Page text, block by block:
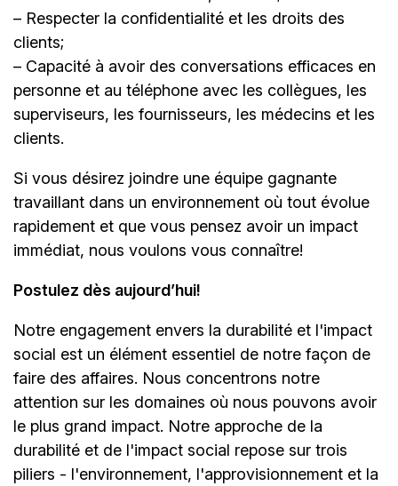
– Respecter la confidentialité et les droits des
clients;
– Capacité à avoir des conversations efficaces en
personne et au téléphone avec les collègues, les
superviseurs, les fournisseurs, les médecins et les
clients.
Si vous désirez joindre une équipe gagnante
travaillant dans un environnement où tout évolue
rapidement et que vous pensez avoir un impact
immédiat, nous voulons vous connaître!
Postulez dès aujourd’hui!
Notre engagement envers la durabilité et l'impact
social est un élément essentiel de notre façon de
faire des affaires. Nous concentrons notre
attention sur les domaines où nous pouvons avoir
le plus grand impact. Notre approche de la
durabilité et de l'impact social repose sur trois
piliers - l'environnement, l'approvisionnement et la